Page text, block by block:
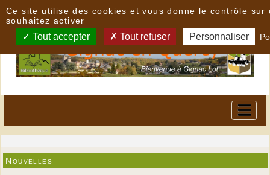
Nouvelles
Ce site utilise des cookies et vous donne le contrôle sur
souhaitez activer
Tout accepter Tout refuser Personnaliser